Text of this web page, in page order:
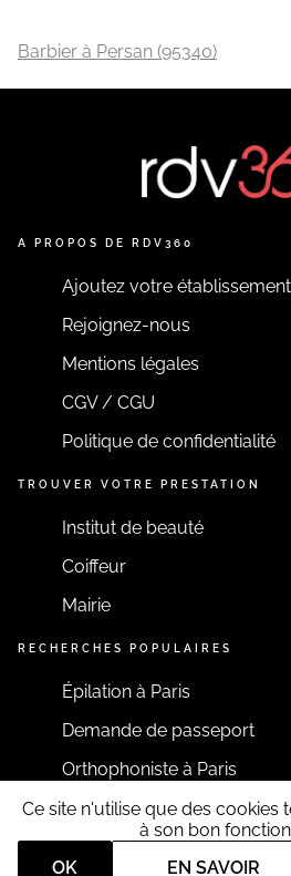
Barbier à Persan (95340)
A PROPOS DE RDV360
Ajoutez votre établissement
Rejoignez-nous
Mentions légales
CGV / CGU
Politique de confidentialité
TROUVER VOTRE PRESTATION
Institut de beauté
Coiffeur
Mairie
RECHERCHES POPULAIRES
Épilation à Paris
Demande de passeport
Orthophoniste à Paris
RESTONS CONNECTÉS
Ce site n'utilise que des cookies
à son bon
OK
EN SAVOIR